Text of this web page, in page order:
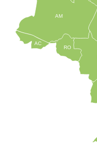
AM
AC
RO